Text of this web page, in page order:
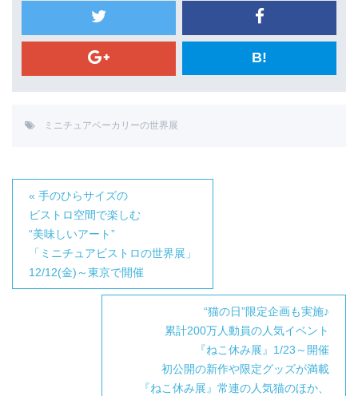
B!
ミニチュアベーカリーの世界展
« 手のひらサイズの
ビストロ空間で楽しむ
“美味しいアート”
「ミニチュアビストロの世界展」
12/12(金)～東京で開催
“猫の日”限定企画も実施♪
累計200万人動員の人気イベント
『ねこ休み展』1/23～開催
初公開の新作や限定グッズが満載
『ねこ休み展』常連の人気猫のほか、